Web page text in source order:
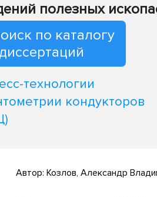
полезных
по каталогу
технологии
кондукторов
Автор: Козлов, Александр